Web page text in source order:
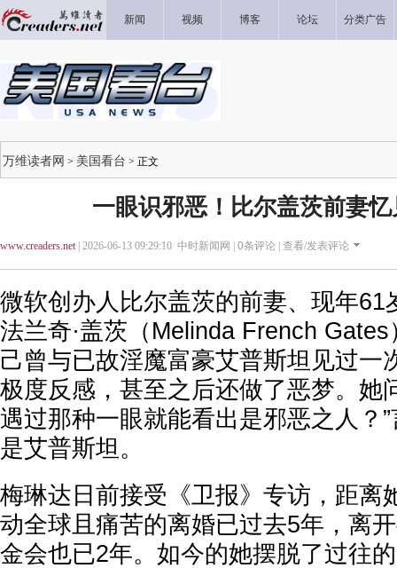
新闻 视频 博客 论坛 分类广告
万维读者网 > 美国看台 > 正文
一眼识邪恶！比尔盖茨前妻
www.creaders.net| 2026-06-13 09:29:10 中时新闻网 | 0条评论 | 查看/发表评论
微软创办人比尔盖茨的前妻、现年61
法兰奇·盖茨（Melinda French
己曾与已故淫魔富豪艾普斯坦见过一
极度反感，甚至之后还做了恶梦。她
遇过那种一眼就能看出是邪恶之人？
是艾普斯坦。
梅琳达日前接受《卫报》专访，距离
动全球且痛苦的离婚已过去5年，离
金会也已2年。如今的她摆脱了过往